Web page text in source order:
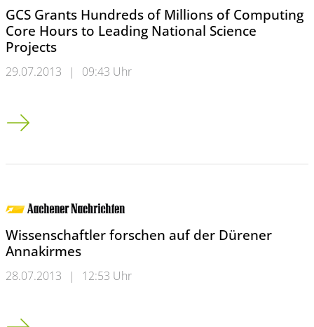
GCS Grants Hundreds of Millions of Computing
Core Hours to Leading National Science
Projects
29.07.2013 | 09:43 Uhr
GCS Grants Hundreds of Millions of Computing Core Hours
Wissenschaftler forschen auf der Dürener
Annakirmes
28.07.2013 | 12:53 Uhr
Wissenschaftler forschen auf der Dürener Annakirmes